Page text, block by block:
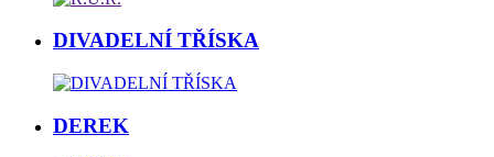
DIVADELNÍ TŘÍSKA
DEREK